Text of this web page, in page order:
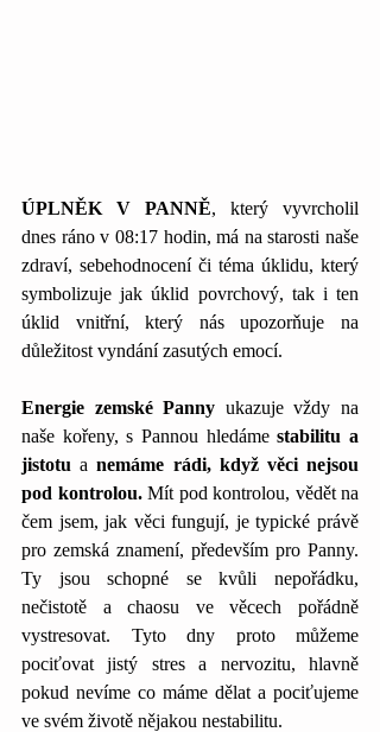
ÚPLNĚK V PANNĚ, který vyvrcholil
dnes ráno v 08:17 hodin, má na starosti naše
zdraví, sebehodnocení či téma úklidu, který
symbolizuje jak úklid povrchový, tak i ten
úklid vnitřní, který nás upozorňuje na
důležitost vyndání zasutých emocí.
Energie zemské Panny ukazuje vždy na
naše kořeny, s Pannou hledáme stabilitu a
jistotu a nemáme rádi, když věci nejsou
pod kontrolou. Mít pod kontrolou, vědět na
čem jsem, jak věci fungují, je typické právě
pro zemská znamení, především pro Panny.
Ty jsou schopné se kvůli nepořádku,
nečistotě a chaosu ve věcech pořádně
vystresovat. Tyto dny proto můžeme
pociťovat jistý stres a nervozitu, hlavně
pokud nevíme co máme dělat a pociťujeme
ve svém životě nějakou nestabilitu.